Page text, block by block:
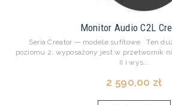
Monitor Audio C2L
Seria Creator — modele sufitowe Ten
poziomu 2. wyposażony jest w przetwornik
II i wys...
2 590,00 zł